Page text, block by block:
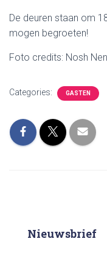
De deuren staan om
mogen begroeten!
Foto credits: Nosh
Categories: GASTEN
Nieuwsbrief